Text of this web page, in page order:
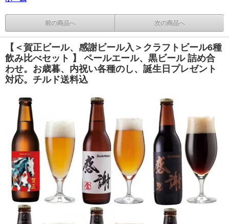
前の商品へ 次の商品へ
【＜賀正ビール、感謝ビール入＞クラフトビール6種
飲み比べセット 】 ペールエール、黒ビール 詰め合
わせ。お歳暮、内祝い各種のし、誕生日プレゼント
対応。チルド送料込